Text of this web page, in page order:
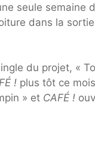
seule semaine
dans la
du projet, «
! plus tôt ce
» et CAFÉ !